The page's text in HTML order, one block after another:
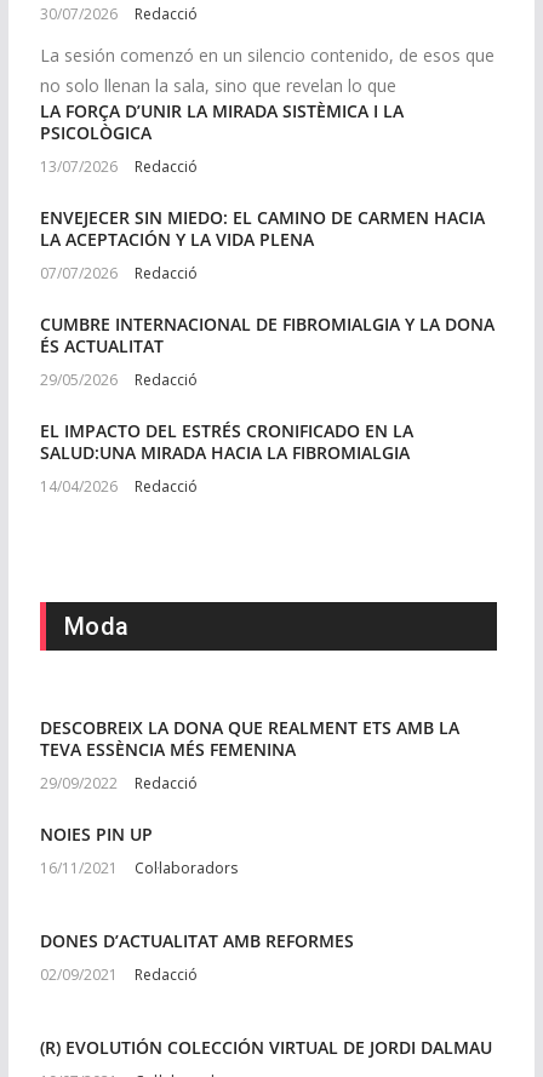
30/07/2026 Redacció
La sesión comenzó en un silencio contenido, de esos que
no solo llenan la sala, sino que revelan lo que
LA FORÇA D’UNIR LA MIRADA SISTÈMICA I LA
PSICOLÒGICA
13/07/2026 Redacció
ENVEJECER SIN MIEDO: EL CAMINO DE CARMEN HACIA
LA ACEPTACIÓN Y LA VIDA PLENA
07/07/2026 Redacció
CUMBRE INTERNACIONAL DE FIBROMIALGIA Y LA DONA
ÉS ACTUALITAT
29/05/2026 Redacció
EL IMPACTO DEL ESTRÉS CRONIFICADO EN LA
SALUD:UNA MIRADA HACIA LA FIBROMIALGIA
14/04/2026 Redacció
Moda
DESCOBREIX LA DONA QUE REALMENT ETS AMB LA
TEVA ESSÈNCIA MÉS FEMENINA
29/09/2022 Redacció
NOIES PIN UP
16/11/2021 Col·laboradors
DONES D’ACTUALITAT AMB REFORMES
02/09/2021 Redacció
(R) EVOLUTIÓN COLECCIÓN VIRTUAL DE JORDI DALMAU